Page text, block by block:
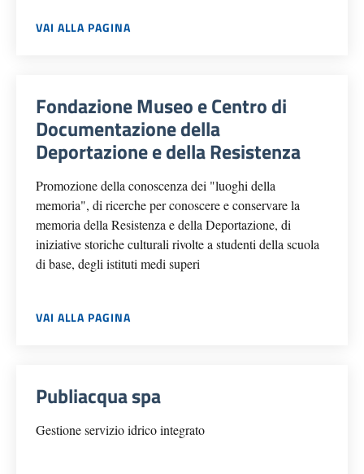
VAI ALLA PAGINA
Fondazione Museo e Centro di
Documentazione della
Deportazione e della Resistenza
Promozione della conoscenza dei "luoghi della
memoria", di ricerche per conoscere e conservare la
memoria della Resistenza e della Deportazione, di
iniziative storiche culturali rivolte a studenti della scuola
di base, degli istituti medi superi
VAI ALLA PAGINA
Publiacqua spa
Gestione servizio idrico integrato